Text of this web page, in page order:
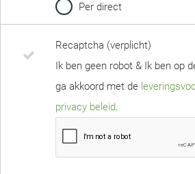
Per direct
Recaptcha (verplicht)
Ik ben geen robot & Ik ben op
ga akkoord met de
privacy beleid.